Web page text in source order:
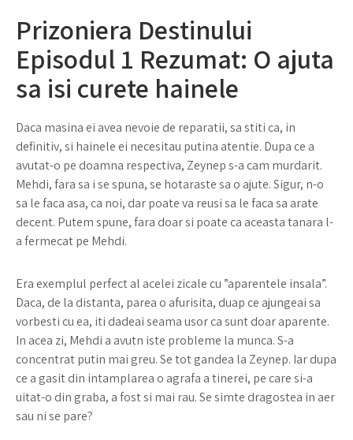
Prizoniera Destinului
Episodul 1 Rezumat: O ajuta
sa isi curete hainele
Daca masina ei avea nevoie de reparatii, sa stiti ca, in
definitiv, si hainele ei necesitau putina atentie. Dupa ce a
avutat-o pe doamna respectiva, Zeynep s-a cam murdarit.
Mehdi, fara sa i se spuna, se hotaraste sa o ajute. Sigur, n-o
sa le faca asa, ca noi, dar poate va reusi sa le faca sa arate
decent. Putem spune, fara doar si poate ca aceasta tanara l-
a fermecat pe Mehdi.
Era exemplul perfect al acelei zicale cu ”aparentele insala”.
Daca, de la distanta, parea o afurisita, duap ce ajungeai sa
vorbesti cu ea, iti dadeai seama usor ca sunt doar aparente.
In acea zi, Mehdi a avutn iste probleme la munca. S-a
concentrat putin mai greu. Se tot gandea la Zeynep. Iar dupa
ce a gasit din intamplarea o agrafa a tinerei, pe care si-a
uitat-o din graba, a fost si mai rau. Se simte dragostea in aer
sau ni se pare?